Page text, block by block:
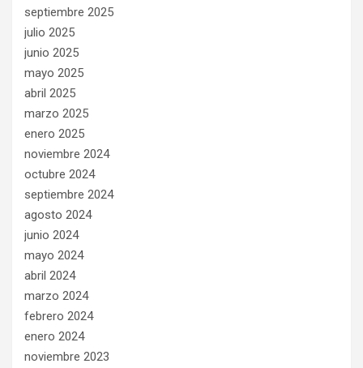
septiembre 2025
julio 2025
junio 2025
mayo 2025
abril 2025
marzo 2025
enero 2025
noviembre 2024
octubre 2024
septiembre 2024
agosto 2024
junio 2024
mayo 2024
abril 2024
marzo 2024
febrero 2024
enero 2024
noviembre 2023